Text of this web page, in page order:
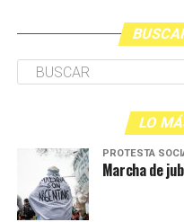
LO
PROTESTA
Marcha de